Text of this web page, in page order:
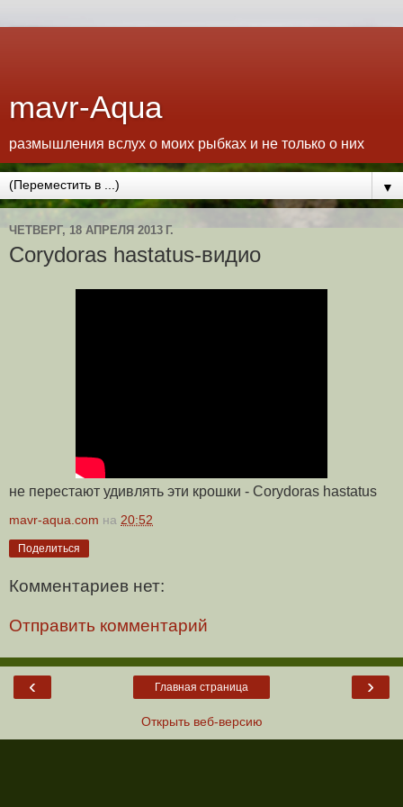
mavr-Aqua
размышления вслух о моих рыбках и не только о них
▼
ЧЕТВЕРГ, 18 АПРЕЛЯ 2013 Г.
Corydoras hastatus-видио
не перестают удивлять эти крошки - Corydoras hastatus
mavr-aqua.com на 20:52
Поделиться
Комментариев нет:
Отправить комментарий
‹ ›
Главная страница
Открыть веб-версию